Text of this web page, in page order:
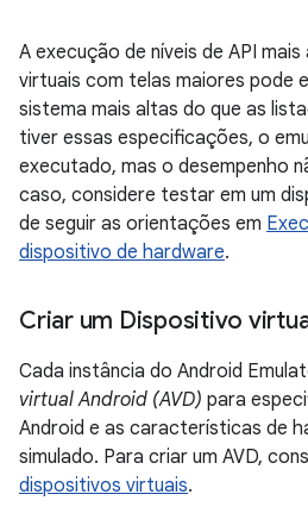
A execução de níveis de API
virtuais com telas maiores pode
sistema mais altas do que as
tiver essas especificações, o
executado, mas o desempenho
caso, considere testar em um
de seguir as orientações em
dispositivo de hardware.
Criar um Dispositivo
Cada instância do Android
virtual Android (AVD) para
Android e as características de
simulado. Para criar um AVD,
dispositivos virtuais.